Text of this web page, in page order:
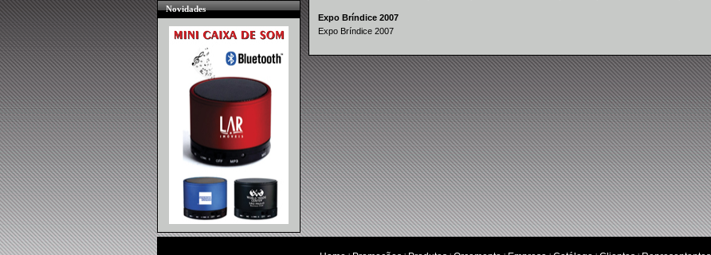
Novidades
Expo Bríndice 2007
Expo Bríndice 2007